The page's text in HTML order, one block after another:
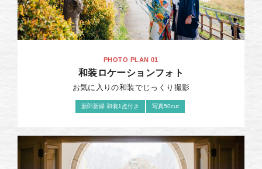
PHOTO PLAN 01
和装ロケーションフォト
お気に入りの和装でじっくり撮影
新郎新婦 和装1点付き 写真50cut